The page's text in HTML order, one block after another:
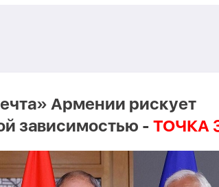
Армении рискует
зависимостью - ТОЧКА